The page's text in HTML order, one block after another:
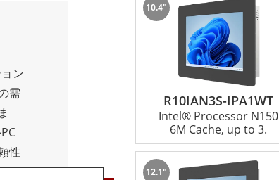
。
り
ー
ー
ア
ポ
ま
ン
需
性
過
R10IAN3S-IPA1WT
10.4"
Intel® Processor N150
6M Cache, up to 3.
12.1"